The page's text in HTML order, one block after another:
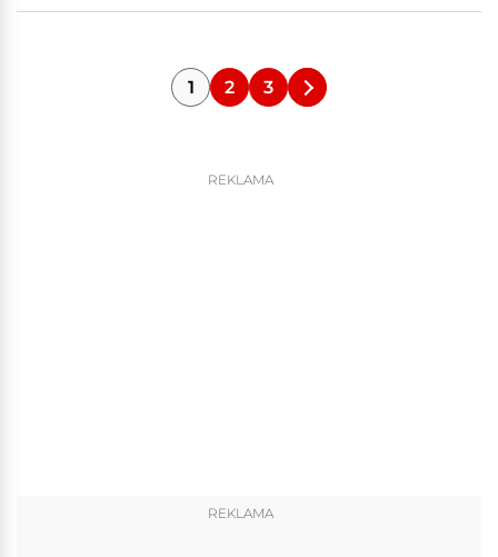
1 2 3
REKLAMA
REKLAMA